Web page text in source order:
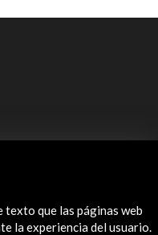
texto que las páginas web
la experiencia del usuario.